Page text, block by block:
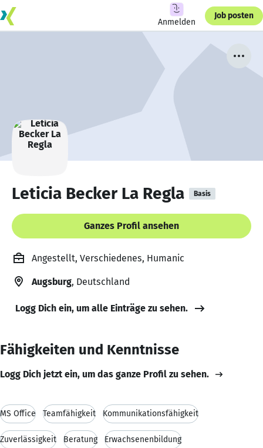
Anmelden
Job posten
Leticia Becker La Regla Basis
Ganzes Profil ansehen
Angestellt, Verschiedenes, Humanic
Augsburg, Deutschland
Logg Dich ein, um alle Einträge zu sehen.
Fähigkeiten und Kenntnisse
Logg Dich jetzt ein, um das ganze Profil zu sehen.
MS Office Teamfähigkeit Kommunikationsfähigkeit
Zuverlässigkeit Beratung Erwachsenenbildung